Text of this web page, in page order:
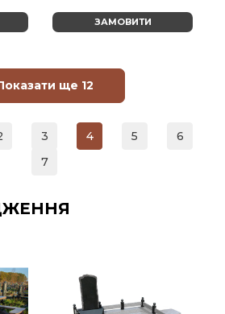
ЗАМОВИТИ
ще 12
3 4 5
6
7